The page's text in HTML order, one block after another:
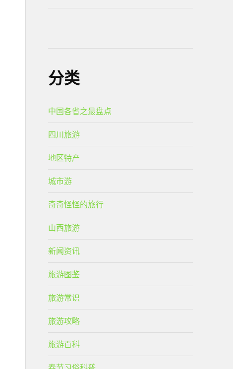
分类
中国各省之最盘点
四川旅游
地区特产
城市游
奇奇怪怪的旅行
山西旅游
新闻资讯
旅游图鉴
旅游常识
旅游攻略
旅游百科